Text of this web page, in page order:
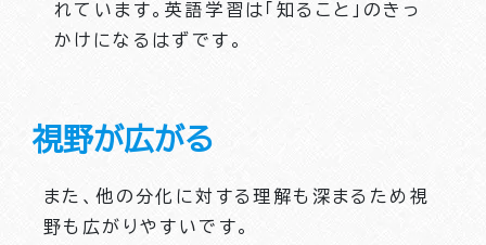
れています。英語学習は「知ること」のきっ
かけになるはずです。
視野が広がる
また、他の分化に対する理解も深まるため視
野も広がりやすいです。